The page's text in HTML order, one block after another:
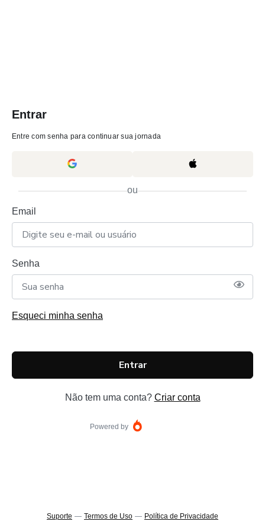
Entrar
Entre com senha para continuar sua jornada
ou
Email
Senha
Esqueci minha senha
Entrar
Não tem uma conta? Criar conta
Powered by
Suporte — Termos de Uso — Política de Privacidade